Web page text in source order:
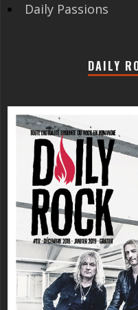
Daily Passions
DAILY